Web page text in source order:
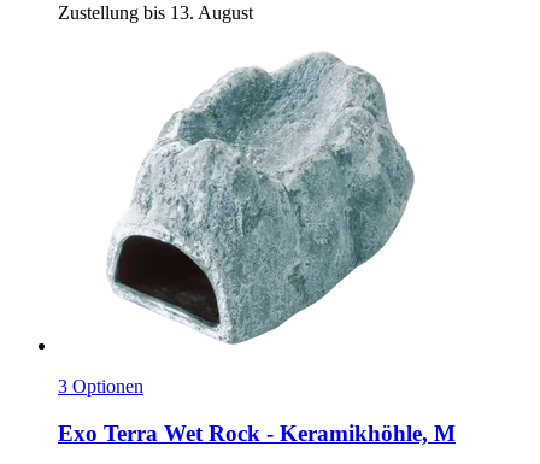
Zustellung bis 13. August
3 Optionen
Exo Terra Wet Rock -​ Keramikhöhle, M